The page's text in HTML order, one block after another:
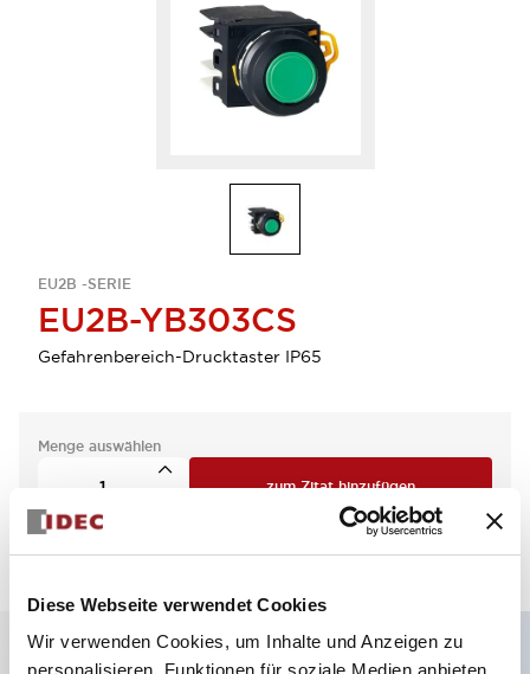
Diese Webseite verwendet Cookies
Wir verwenden Cookies, um Inhalte und Anzeigen zu
personalisieren, Funktionen für soziale Medien anbieten
EU2B -SERIE
EU2B-YB303CS
Gefahrenbereich-Drucktaster IP65
Menge auswählen
zum Zitat hinzufügen